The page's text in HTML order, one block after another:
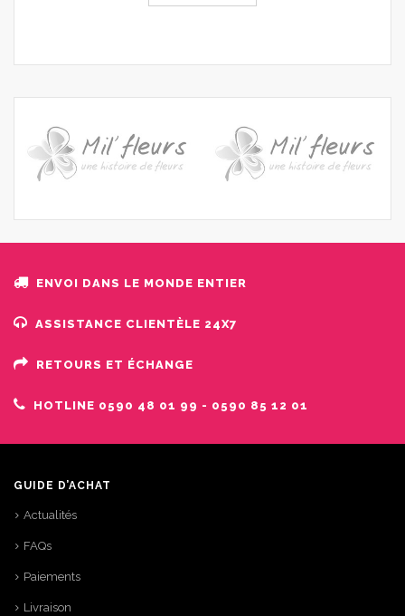
ENVOI DANS LE MONDE ENTIER
ASSISTANCE CLIENTÈLE ​​24X7
RETOURS ET ÉCHANGE
HOTLINE 0590 48 01 99 - 0590 85 12 01
GUIDE D’ACHAT
Actualités
FAQs
Paiements
Livraison